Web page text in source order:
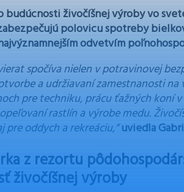
budúcnosti živočíšnej výroby vo
polovicu spotreby
odvetvím
spočíva nielen v potravinovej
a udržiavaní zamestnanosti na
pre techniku, prácu ťažných koní
rastlín a výrobe medu.
oddych a rekreáciu,“uviedla
z rezortu
živočíšnej výroby